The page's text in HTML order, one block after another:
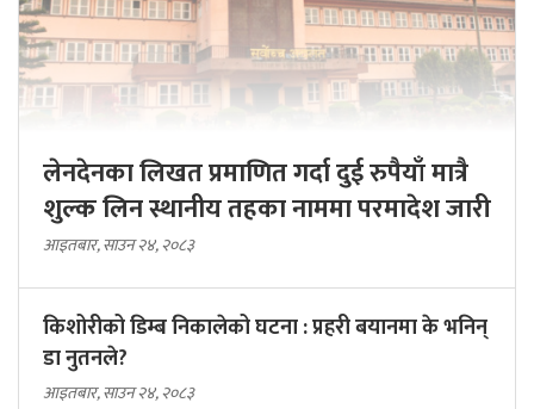
लेनदेनका लिखत प्रमाणित गर्दा दुई रुपैयाँ मात्रै
शुल्क लिन स्थानीय तहका नाममा परमादेश जारी
आइतबार, साउन २४, २०८३
किशोरीको डिम्ब निकालेको घटना : प्रहरी बयानमा के भनिन्
डा नुतनले?
आइतबार, साउन २४, २०८३